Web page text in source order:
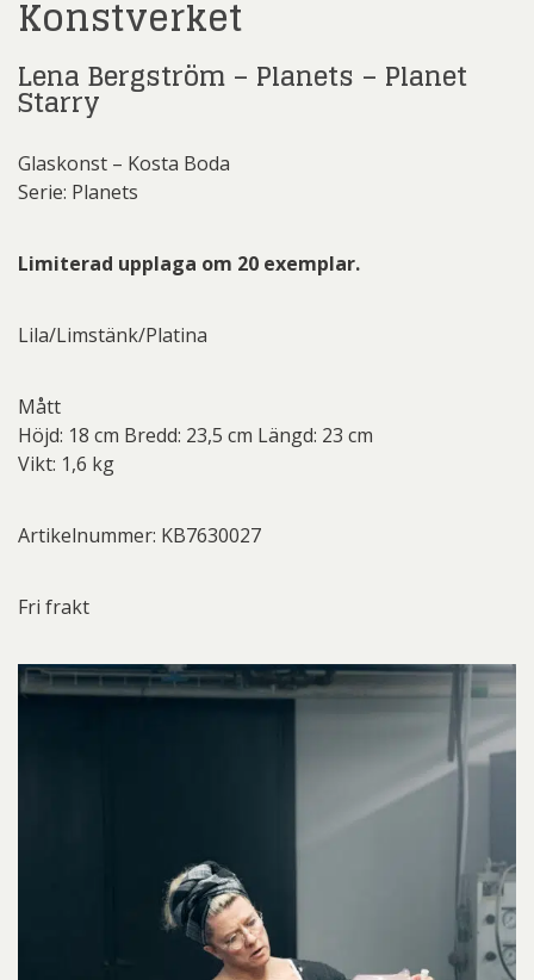
Konstverket
Lena Bergström – Planets – Planet
Starry
Glaskonst – Kosta Boda
Serie: Planets
Limiterad upplaga om 20 exemplar.
Lila/Limstänk/Platina
Mått
Höjd: 18 cm Bredd: 23,5 cm Längd: 23 cm
Vikt: 1,6 kg
Artikelnummer: KB7630027
Fri frakt